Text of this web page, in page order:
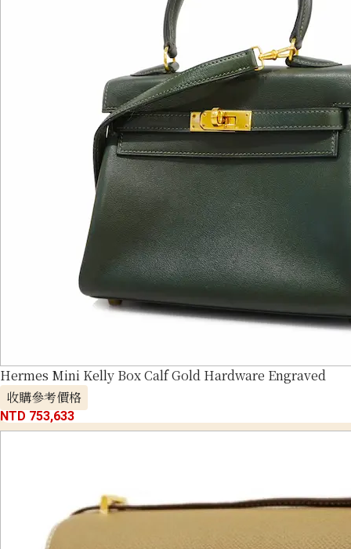
Hermes Mini Kelly Box Calf Gold Hardware Engraved
收購參考價格
NTD 753,633